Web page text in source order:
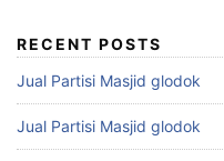
RECENT POSTS
Jual Partisi Masjid glodok
Jual Partisi Masjid glodok